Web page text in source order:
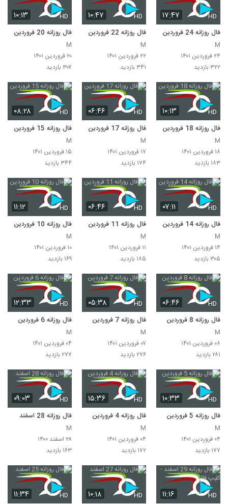
۱۷:۴۷ HD
فال روزانه 24 فروردین
M
۲۴ فروردین ۱۴۰۱
۳۲۲ بازدید
۱۰:۴۷ HD
فال روزانه 22 فروردین
M
۲۲ فروردین ۱۴۰۱
۳۴۱ بازدید
۱۰:۱۳ HD
فال روزانه 20 فروردین
M
۲۰ فروردین ۱۴۰۱
۳۰۷ بازدید
۱۰:۱۳ HD
فال روزانه 18 فروردین
M
۱۸ فروردین ۱۴۰۱
۱۸۳ بازدید
۰۶:۴۶ HD
فال روزانه 17 فروردین
M
۱۷ فروردین ۱۴۰۱
۱۷۴ بازدید
۰۸:۲۸ HD
فال روزانه 15 فروردین
M
۱۵ فروردین ۱۴۰۱
۳۴۴ بازدید
۰۷:۱۱ HD
فال روزانه 14 فروردین
M
۱۴ فروردین ۱۴۰۱
۳۰۵ بازدید
۰۶:۴۶ HD
فال روزانه 11 فروردین
M
۱۱ فروردین ۱۴۰۱
۱۸۵ بازدید
۱۱:۱۲ HD
فال روزانه 10 فروردین
M
۱۰ فروردین ۱۴۰۱
۱۶۹ بازدید
۰۶:۴۶ HD
فال روزانه 8 فروردین
M
۰۸ فروردین ۱۴۰۱
۲۸۱ بازدید
۰۵:۳۸ HD
فال روزانه 7 فروردین
M
۰۷ فروردین ۱۴۰۱
۲۷۶ بازدید
۱۲:۳۳ HD
فال روزانه 6 فروردین
M
۰۴ فروردین ۱۴۰۱
۲۷۷ بازدید
۱۰:۳۳ HD
فال روزانه 5 فروردین
M
۰۴ فروردین ۱۴۰۱
۱۷۷ بازدید
۱۵:۳۶ HD
فال روزانه 4 فروردین
M
۰۴ فروردین ۱۴۰۱
۱۷۲ بازدید
۰۹:۰۳ HD
فال روزانه 28 اسفند
M
۲۸ اسفند ۱۴۰۰
۱۶۳ بازدید
۱۱:۱۶ HD ۱۰:۱۸ HD ۱۱:۳۴ HD